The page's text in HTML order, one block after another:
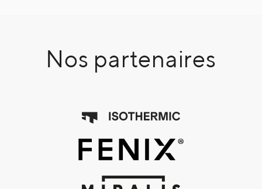
Nos partenaires